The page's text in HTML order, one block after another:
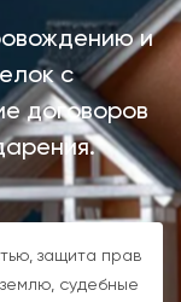
и
с
договоров
защита прав
судебные